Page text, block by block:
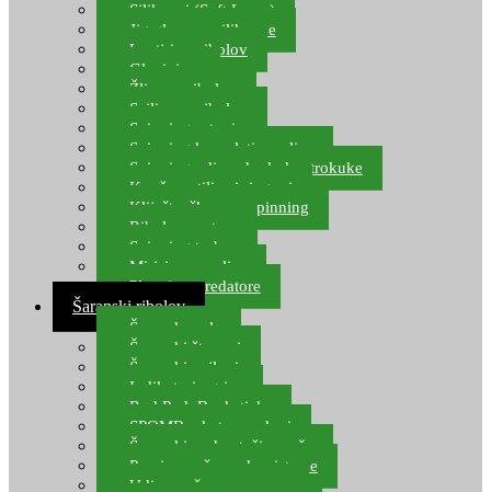
Silikonci (Soft Lures)
Jig glave za silikonce
Leptiri za ribolov
Glavinjare
Žlice za ribolov
Sajlice za ribolov
Spinning setovi
Spinning kompleti varalica
Spinning udice, dvokuke, trokuke
Kopče, vrtilice i ringovi
Kliješta, škare za spinning
Ribolov pastrve
Spinning torbe
Mirisi za varalice
Plovci za predatore
Šaranski ribolov
Šaranske role
Šaranski štapovi
Šaranski najloni
Indikatori ugriza
Rod Pod, Banksticks
SPOMB rakete, markeri
Šaranski podmetači, mreže
Pernice za šaranske sisteme
Udice za šarana, amura